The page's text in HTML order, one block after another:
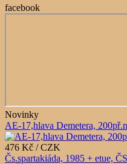
facebook
Novinky
AE-17,hlava Demetera,
476 Kč / CZK
Čs.spartakiáda, 1985 + etue,